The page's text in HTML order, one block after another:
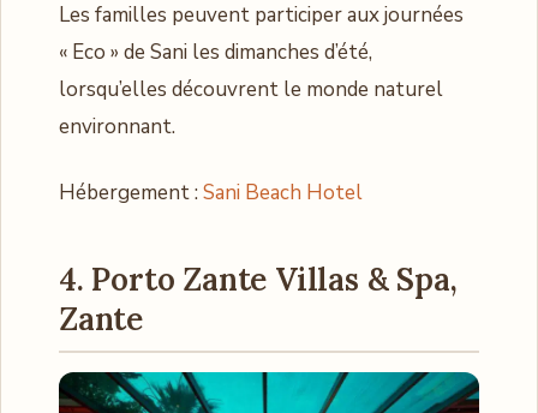
Les familles peuvent participer aux journées
« Eco » de Sani les dimanches d’été,
lorsqu’elles découvrent le monde naturel
environnant.
Hébergement :Sani Beach Hotel
4. Porto Zante Villas & Spa,
Zante